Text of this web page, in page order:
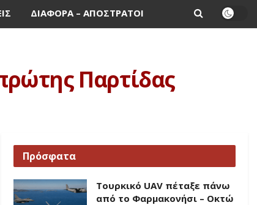
ΔΙΆΦΟΡΑ – ΑΠΌΣΤΡΑΤΟΙ
Παρτίδας
Πρόσφατα
Τουρκικό UAV πέταξε πάνω
από το Φαρμακονήσι – Οκτώ